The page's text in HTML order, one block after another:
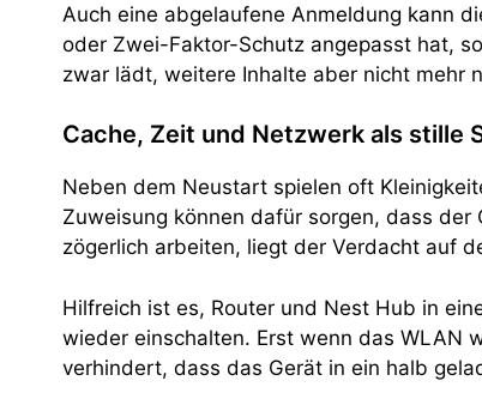
Auch eine abgelaufene Anmeldung kann
oder Zwei-Faktor-Schutz angepasst hat,
zwar lädt, weitere Inhalte aber nicht mehr
Cache, Zeit und Netzwerk als stille
Neben dem Neustart spielen oft
Zuweisung können dafür sorgen, dass
zögerlich arbeiten, liegt der Verdacht auf
Hilfreich ist es, Router und Nest Hub in
wieder einschalten. Erst wenn das WLAN
verhindert, dass das Gerät in ein halb